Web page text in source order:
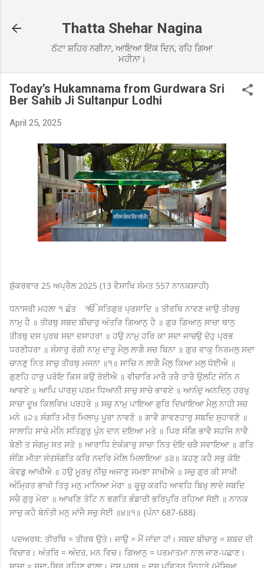
Thatta Shehar Nagina
ਠੱਟਾ ਸ਼ਹਿਰ ਨਗੀਨਾ, ਆਇਆ ਇੱਕ ਦਿਨ, ਰਹਿ ਗਿਆ
ਮਹੀਨਾ।
Today’s Hukamnama from Gurdwara Sri
Ber Sahib Ji Sultanpur Lodhi
April 25, 2025
ਸ਼ੁੱਕਰਵਾਰ 25 ਅਪ੍ਰੈਲ 2025 (13 ਵੈਸਾਖਿ ਸੰਮਤ 557 ਨਾਨਕਸ਼ਾਹੀ)
ਧਨਾਸਰੀ ਮਹਲਾ ੧ ਛੰਤ ੴ ਸਤਿਗੁਰ ਪ੍ਰਸਾਦਿ ॥ ਤੀਰਥਿ ਨਾਵਣ ਜਾਉ ਤੀਰਥੁ
ਨਾਮੁ ਹੈ ॥ ਤੀਰਥੁ ਸਬਦ ਬੀਚਾਰੁ ਅੰਤਰਿ ਗਿਆਨੁ ਹੈ ॥ ਗੁਰ ਗਿਆਨੁ ਸਾਚਾ ਥਾਨੁ
ਤੀਰਥੁ ਦਸ ਪੁਰਬ ਸਦਾ ਦਸਾਹਰਾ ॥ ਹਉ ਨਾਮੁ ਹਰਿ ਕਾ ਸਦਾ ਜਾਚਉ ਦੇਹੁ ਪ੍ਰਭ
ਧਰਣੀਧਰਾ ॥ ਸੰਸਾਰੁ ਰੋਗੀ ਨਾਮੁ ਦਾਰੂ ਮੈਲੁ ਲਾਗੈ ਸਚ ਬਿਨਾ ॥ ਗੁਰ ਵਾਕੁ ਨਿਰਮਲੁ ਸਦਾ
ਚਾਨਣੁ ਨਿਤ ਸਾਚੁ ਤੀਰਥੁ ਮਜਨਾ ॥੧॥ ਸਾਚਿ ਨ ਲਾਗੈ ਮੈਲੁ ਕਿਆ ਮਲੁ ਧੋਈਐ ॥
ਗੁਣਹਿ ਹਾਰੁ ਪਰੋਇ ਕਿਸ ਕਉ ਰੋਈਐ ॥ ਵੀਚਾਰਿ ਮਾਰੈ ਤਰੈ ਤਾਰੈ ਉਲਟਿ ਜੋਨਿ ਨ
ਆਵਏ ॥ ਆਪਿ ਪਾਰਸੁ ਪਰਮ ਧਿਆਨੀ ਸਾਚੁ ਸਾਚੇ ਭਾਵਏ ॥ ਆਨੰਦੁ ਅਨਦਿਨੁ ਹਰਖੁ
ਸਾਚਾ ਦੂਖ ਕਿਲਵਿਖ ਪਰਹਰੇ ॥ ਸਚੁ ਨਾਮੁ ਪਾਇਆ ਗੁਰਿ ਦਿਖਾਇਆ ਮੈਲੁ ਨਾਹੀ ਸਚ
ਮਨੇ ॥੨॥ ਸੰਗਤਿ ਮੀਤ ਮਿਲਾਪੁ ਪੂਰਾ ਨਾਵਣੋ ॥ ਗਾਵੈ ਗਾਵਣਹਾਰੁ ਸਬਦਿ ਸੁਹਾਵਣੋ ॥
ਸਾਲਾਹਿ ਸਾਚੇ ਮੰਨਿ ਸਤਿਗੁਰੁ ਪੁੰਨ ਦਾਨ ਦਇਆ ਮਤੇ ॥ ਪਿਰ ਸੰਗਿ ਭਾਵੈ ਸਹਜਿ ਨਾਵੈ
ਬੇਣੀ ਤ ਸੰਗਮੁ ਸਤ ਸਤੇ ॥ ਆਰਾਧਿ ਏਕੰਕਾਰੁ ਸਾਚਾ ਨਿਤ ਦੇਇ ਚੜੈ ਸਵਾਇਆ ॥ ਗਤਿ
ਸੰਗਿ ਮੀਤਾ ਸੰਤਸੰਗਤਿ ਕਰਿ ਨਦਰਿ ਮੇਲਿ ਮਿਲਾਇਆ ॥੩॥ ਕਹਣੁ ਕਹੈ ਸਭੁ ਕੋਇ
ਕੇਵਡੁ ਆਖੀਐ ॥ ਹਉ ਮੂਰਖੁ ਨੀਚੁ ਅਜਾਣੁ ਸਮਝਾ ਸਾਖੀਐ ॥ ਸਚੁ ਗੁਰ ਕੀ ਸਾਖੀ
ਅੰਮ੍ਰਿਤ ਭਾਖੀ ਤਿਤੁ ਮਨੁ ਮਾਨਿਆ ਮੇਰਾ ॥ ਕੂਚੁ ਕਰਹਿ ਆਵਹਿ ਬਿਖੁ ਲਾਦੇ ਸਬਦਿ
ਸਚੈ ਗੁਰੁ ਮੇਰਾ ॥ ਆਖਣਿ ਤੋਟਿ ਨ ਭਗਤਿ ਭੰਡਾਰੀ ਭਰਿਪੁਰਿ ਰਹਿਆ ਸੋਈ ॥ ਨਾਨਕ
ਸਾਚੁ ਕਹੈ ਬੇਨੰਤੀ ਮਨੁ ਮਾਂਜੈ ਸਚੁ ਸੋਈ ॥੪॥੧॥ {ਪੰਨਾ 687-688}
ਪਦਅਰਥ: ਤੀਰਥਿ = ਤੀਰਥ ਉਤੇ। ਜਾਉ = ਮੈਂ ਜਾਂਦਾ ਹਾਂ। ਸਬਦ ਬੀਚਾਰੁ = ਸ਼ਬਦ ਦੀ
ਵਿਚਾਰ। ਅੰਤਰਿ = ਅੰਦਰ, ਮਨ ਵਿਚ। ਗਿਆਨੁ = ਪਰਮਾਤਮਾ ਨਾਲ ਜਾਣ-ਪਛਾਣ।